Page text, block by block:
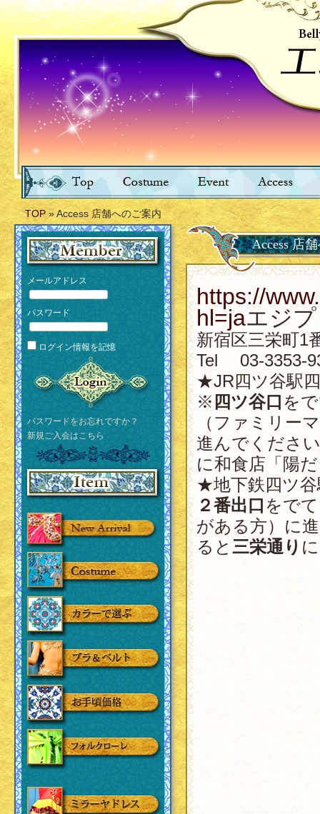
TOP» Access 店舗へのご案内
Access 店
https://
hl=jaエジ
新宿区三栄町1
Tel 03-3353-
★JR四ツ谷駅
※ 四ツ谷口 を
（ファミリー
進んでくださ
に和食店「陽
★地下鉄四ツ谷
２番出口 をで
がある方）に
ると 三栄通り
メールアドレス
パスワード
ログイン情報を記憶
パスワードをお忘れですか？
新規ご入会はこちら